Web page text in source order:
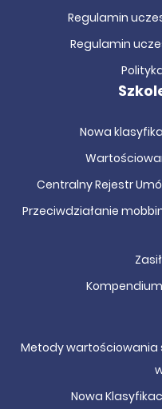
Regulamin
Regulamin
Nowa
Centralny Rejestr
Przeciwdziałanie
Metody wartościowania
Nowa